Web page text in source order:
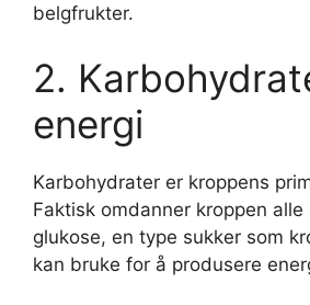
belgfrukter.
2.
energi
Karbohydrater er kroppens
Faktisk omdanner kroppen
glukose, en type sukker som
kan bruke for å produsere